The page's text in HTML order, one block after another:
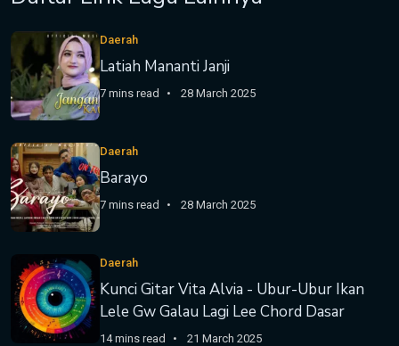
Daerah
Latiah Mananti Janji
7 mins read 28 March 2025
Daerah
Barayo
7 mins read 28 March 2025
Daerah
Kunci Gitar Vita Alvia - Ubur-Ubur Ikan
Lele Gw Galau Lagi Lee Chord Dasar
14 mins read 21 March 2025